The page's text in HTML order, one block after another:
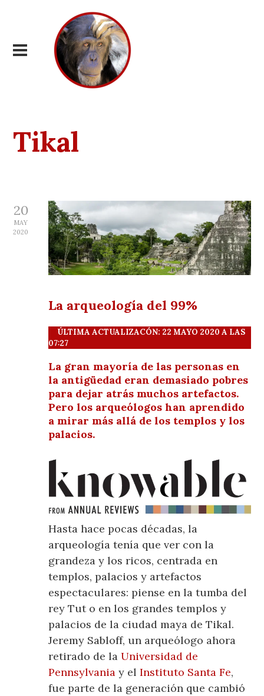
Tikal
20
MAY
2020
La arqueología del 99%
ÚLTIMA ACTUALIZACÓN: 22 MAYO 2020 A LAS
07:27
La gran mayoría de las personas en
la antigüedad eran demasiado pobres
para dejar atrás muchos artefactos.
Pero los arqueólogos han aprendido
a mirar más allá de los templos y los
palacios.
Hasta hace pocas décadas, la
arqueología tenía que ver con la
grandeza y los ricos, centrada en
templos, palacios y artefactos
espectaculares: piense en la tumba del
rey Tut o en los grandes templos y
palacios de la ciudad maya de Tikal.
Jeremy Sabloff, un arqueólogo ahora
retirado de laUniversidad de
Pennsylvania y elInstituto Santa Fe,
fue parte de la generación que cambió